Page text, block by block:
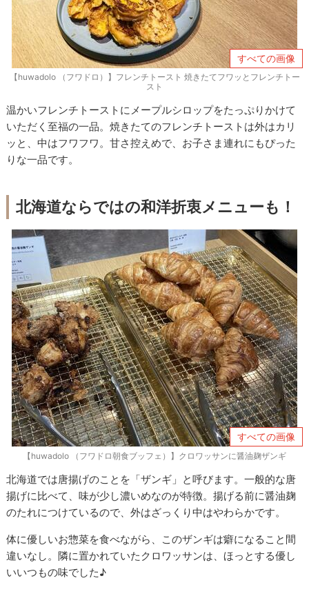
すべての画像
【huwadolo （フワドロ）】フレンチトースト 焼きたてフワッとフレンチトー
スト
温かいフレンチトーストにメープルシロップをたっぷりかけて
いただく至福の一品。焼きたてのフレンチトーストは外はカリ
ッと、中はフワフワ。甘さ控えめで、お子さま連れにもぴった
りな一品です。
北海道ならではの和洋折衷メニューも！
すべての画像
【huwadolo （フワドロ朝食ブッフェ）】クロワッサンに醤油麹ザンギ
北海道では唐揚げのことを「ザンギ」と呼びます。一般的な唐
揚げに比べて、味が少し濃いめなのが特徴。揚げる前に醤油麹
のたれにつけているので、外はざっくり中はやわらかです。
体に優しいお惣菜を食べながら、このザンギは癖になること間
違いなし。隣に置かれていたクロワッサンは、ほっとする優し
いいつもの味でした♪